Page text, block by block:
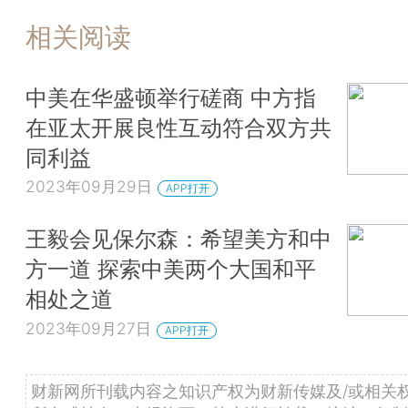
相关阅读
中美在华盛顿举行磋商 中方指
在亚太开展良性互动符合双方共
同利益
2023年09月29日 APP打开
王毅会见保尔森：希望美方和中
方一道 探索中美两个大国和平
相处之道
2023年09月27日 APP打开
财新网所刊载内容之知识产权为财新传媒及/或相关